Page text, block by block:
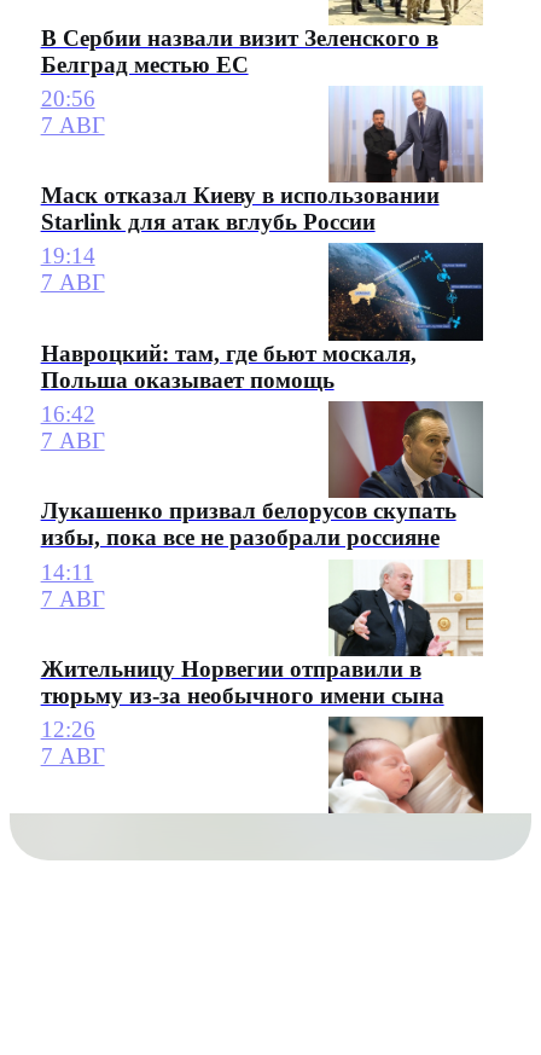
В Сербии назвали визит Зеленского в
Белград местью ЕС
20:56
7 АВГ
Маск отказал Киеву в использовании
Starlink для атак вглубь России
19:14
7 АВГ
Навроцкий: там, где бьют москаля,
Польша оказывает помощь
16:42
7 АВГ
Лукашенко призвал белорусов скупать
избы, пока все не разобрали россияне
14:11
7 АВГ
Жительницу Норвегии отправили в
тюрьму из-за необычного имени сына
12:26
7 АВГ